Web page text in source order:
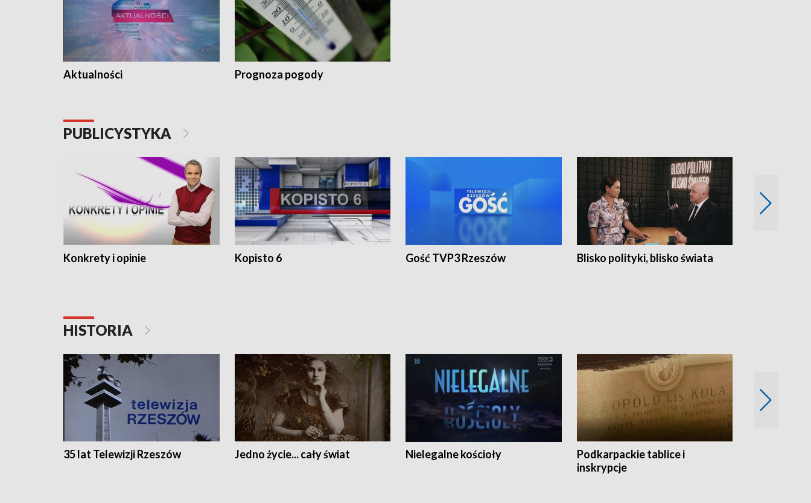
Aktualności Prognoza pogody
PUBLICYSTYKA
Konkrety i opinie Kopisto 6 Gość TVP3 Rzeszów Blisko polityki, blisko świata
HISTORIA
35 lat Telewizji Rzeszów Jedno życie... cały świat Nielegalne kościoły
Podkarpackie tablice i
inskrypcje